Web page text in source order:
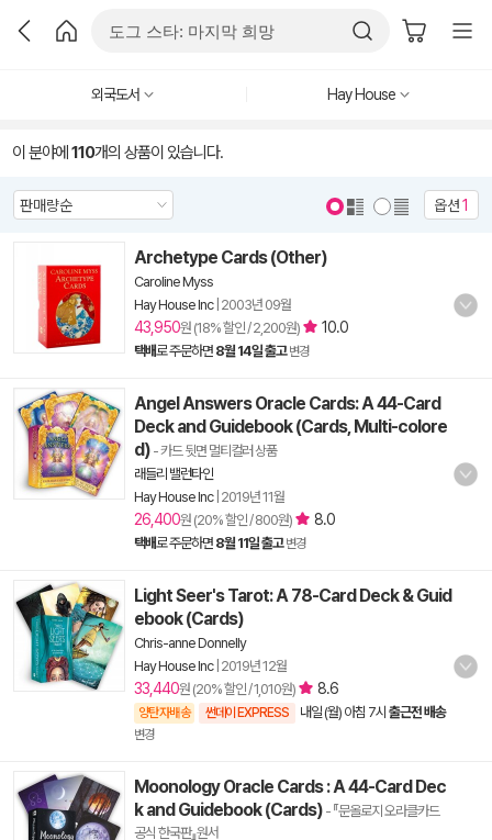
외국도서 Hay House
이 분야에 110개의 상품이 있습니다.
옵션1
Archetype Cards (Other)
Caroline Myss
Hay House Inc| 2003년 09월
43,950원 (18% 할인 / 2,200원) 10.0
택배로 주문하면 8월 14일 출고 변경
Angel Answers Oracle Cards: A 44-Card
Deck and Guidebook (Cards, Multi-colore
d) - 카드 뒷면 멀티컬러 상품
래들리 밸런타인
Hay House Inc| 2019년 11월
26,400원 (20% 할인 / 800원) 8.0
택배로 주문하면 8월 11일 출고 변경
Light Seer's Tarot: A 78-Card Deck & Guid
ebook (Cards)
Chris-anne Donnelly
Hay House Inc| 2019년 12월
33,440원 (20% 할인 / 1,010원) 8.6
양탄자배송 썬데이 EXPRESS 내일 (월) 아침 7시 출근전 배송
변경
Moonology Oracle Cards : A 44-Card Dec
k and Guidebook (Cards) - 『문올로지 오라클카드
공식 한국판』원서